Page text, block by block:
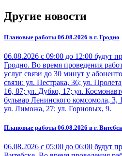
Другие новости
Плановые работы 06.08.2026 в г. Гродно
06.08.2026 с 09:00 до 12:00 будут
Гродно. Во время проведения
услуг связи до 30 минут у
связи: ул. Пестрака, 36; ул.
16, 87; ул. Дубко, 17; ул.
бульвар Ленинского комсомола, 3,
ул. Лиможа, 27; ул. Горновых, 9.
Плановые работы 06.08.2026 в г.
06.08.2026 с 05:00 до 06:00 будут